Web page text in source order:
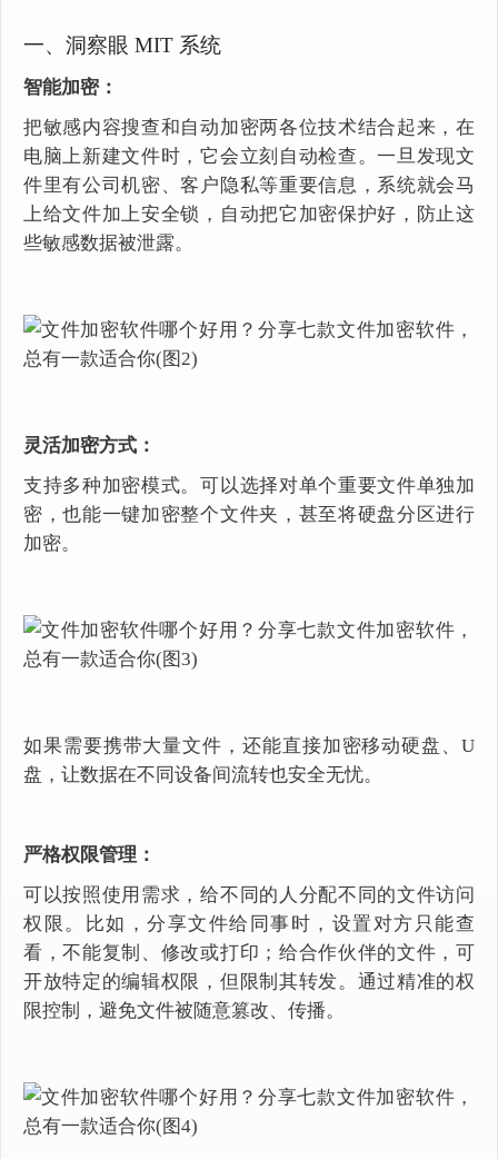
一、洞察眼 MIT 系统
智能加密：
把敏感内容搜查和自动加密两各位技术结合起来，在
电脑上新建文件时，它会立刻自动检查。一旦发现文
件里有公司机密、客户隐私等重要信息，系统就会马
上给文件加上安全锁，自动把它加密保护好，防止这
些敏感数据被泄露。
灵活加密方式：
支持多种加密模式。可以选择对单个重要文件单独加
密，也能一键加密整个文件夹，甚至将硬盘分区进行
加密。
如果需要携带大量文件，还能直接加密移动硬盘、U
盘，让数据在不同设备间流转也安全无忧。
严格权限管理：
可以按照使用需求，给不同的人分配不同的文件访问
权限。比如，分享文件给同事时，设置对方只能查
看，不能复制、修改或打印；给合作伙伴的文件，可
开放特定的编辑权限，但限制其转发。通过精准的权
限控制，避免文件被随意篡改、传播。